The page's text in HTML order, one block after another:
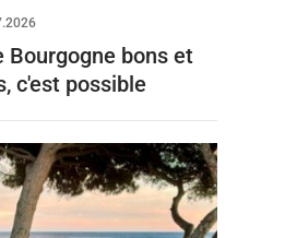
Bourgogne bons et
c'est possible